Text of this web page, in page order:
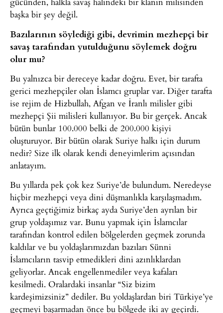
başka bir şey değil.
Bazılarının söylediği gibi, devrimin mezhepçi bir
savaş tarafından yutulduğunu söylemek doğru
olur mu?
Bu yalnızca bir dereceye kadar doğru. Evet, bir tarafta
gerici mezhepçiler olan İslamcı gruplar var. Diğer tarafta
ise rejim de Hizbullah, Afgan ve İranlı milisler gibi
mezhepçi Şii milisleri kullanıyor. Bu bir gerçek. Ancak
bütün bunlar 100.000 belki de 200.000 kişiyi
oluşturuyor. Bir bütün olarak Suriye halkı için durum
nedir? Size ilk olarak kendi deneyimlerim açısından
anlatayım.
Bu yıllarda pek çok kez Suriye’de bulundum. Neredeyse
hiçbir mezhepçi veya dini düşmanlıkla karşılaşmadım.
Ayrıca geçtiğimiz birkaç ayda Suriye’den ayrılan bir
grup yoldaşımız var. Bunu yapmak için İslamcılar
tarafından kontrol edilen bölgelerden geçmek zorunda
kaldılar ve bu yoldaşlarımızdan bazıları Sünni
İslamcıların tasvip etmedikleri dini azınlıklardan
geliyorlar. Ancak engellenmediler veya kafaları
kesilmedi. Oralardaki insanlar “Siz bizim
kardeşimizsiniz” dediler. Bu yoldaşlardan biri Türkiye’ye
geçmeyi başarmadan önce bu bölgede iki ay geçirdi.